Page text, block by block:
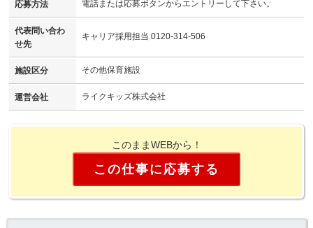
応募方法 電話または応募ボタンからエントリーして下さい。
代表問い合わ
せ先
キャリア採用担当 0120-314-506
施設区分 その他保育施設
運営会社 ライクキッズ株式会社
このままWEBから！
この仕事に応募する